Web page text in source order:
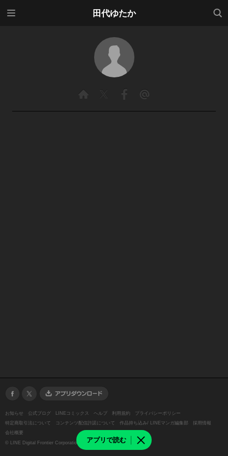
田代ゆたか
検索
アプリで読む
お知らせ 公式ブログ LINEコミックス ヘルプ 利用規約
プライバシーポリシー
特定商取引法について
コンテンツ配信許諾について 作品持ち込み/ LINEマンガ編集部
採用情報
会社概要
© LINE Digital Frontier Corporation